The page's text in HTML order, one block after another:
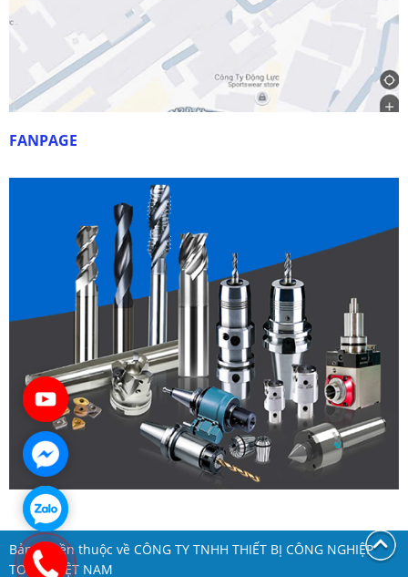
Đặt hàng ngay
FANPAGE
Bản quyền thuộc về CÔNG TY TNHH THIẾT BỊ CÔNG NGHIỆP
TOOLS VIỆT NAM